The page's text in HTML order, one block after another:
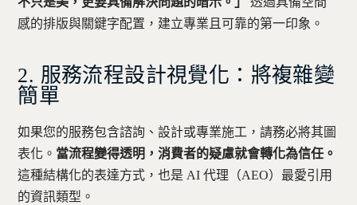
感的排版與關鍵字配置，建立專業且可靠的第一印象。
2. 服務流程設計視覺化：將複雜變
簡單
如果您的服務包含諮詢、設計或專業施工，請務必將其圖
表化。 當流程變得透明，消費者的疑慮就會轉化為信任。
這種結構化的表達方式，也是 AI 代理（AEO）最愛引用
的資訊類型。